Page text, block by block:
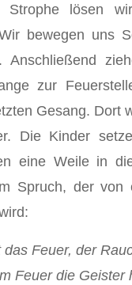
Strophe lösen
bewegen uns
Anschließend
zur
Gesang. Dort
Die Kinder
eine Weile in
Spruch, der von
das Feuer, der
Feuer die Geister